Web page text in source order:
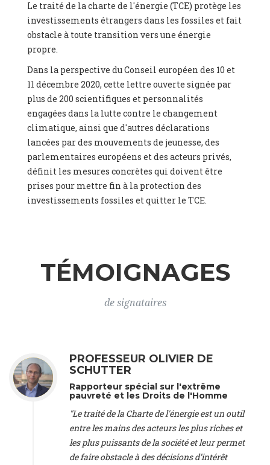
(Netherlands), Mr. Hans-Josef Fell -President, Energy Watch
Group (Germany), Ms. Sarah Butler-Sloss -Founder of the
Ashden Awards, a leading sustainable energy prize in the UK
www.ashden.org (United Kingdom), Dr. Kyla Tienhaara -
Canada Research Chair in Economy and Environment,
Assistant Professor, Queen's University, Canada (Canada), Mr.
James Thornton -
, ClientEarth (), Prof. Gaël Giraud -
Director Environmental Justice Program, Georgetown
University, CNRS (France), Dr. Yamina Saheb (France), Dr.
Mathias Kirchner - Senior Scientist, University of Natural
Resources and Life Sciences (Austria), Prof. Dr. Mathias Rotach
-
Professor of Atmospheric Dynamics , University of Innsbruck
(Austria), Univ. Doz. Dr. Peter Weish -
Lecturer in Environmental Ethics, Forum Wissenschaft &
Umwelt (Austria), Ms. Lara Leik -Scientists4Future
Coordinator, Salzburg University (Austria), Prof. Dr. Helga
Kromp-Kolb -University Professor, University of Natural
(United Kingdom), Mr. Dietmar Mirkes -
Alliance Luxembourg, ASTM / CA Luxembourg (Luxembourg),
Ms. Johanna Sandahl - President , Swedish Society for Nature
International lawyer and economist, Lead author of the
President
, Vice-President of EEB (Austria), Dr. Janis Brizga -
Chair
, Green Liberty (Latvia), Prof. Ugo Bardi -
Physical Chemistry
Gallagher -
Professor of Global Development Policy/Director
States), Mr. Christophe Murroccu -Responsable
Climat/Energie, Mouvement Ecologique (Luxembourg), Mr.
Elgars Felcis -Lecturer and Researcher, University of Latvia
(Latvia), Prof. Luis Mundaca -
Professor of Low-Carbon and
Le traité de la charte de l'énergie (TCE) protège les
investissements étrangers dans les fossiles et fait
obstacle à toute transition vers une énergie
propre.
Dans la perspective du Conseil européen des 10 et
11 décembre 2020, cette lettre ouverte signée par
plus de 200 scientifiques et personnalités
engagées dans la lutte contre le changement
climatique, ainsi que d'autres déclarations
lancées par des mouvements de jeunesse, des
parlementaires européens et des acteurs privés,
définit les mesures concrètes qui doivent être
prises pour mettre fin à la protection des
investissements fossiles et quitter le TCE.
TÉMOIGNAGES
de signataires
PROFESSEUR OLIVIER DE
SCHUTTER
Rapporteur spécial sur l'extrême
pauvreté et les Droits de l'Homme
"Le traité de la Charte de l'énergie est un outil
entre les mains des acteurs les plus riches et
les plus puissants de la société et leur permet
de faire obstacle à des décisions d’intérêt